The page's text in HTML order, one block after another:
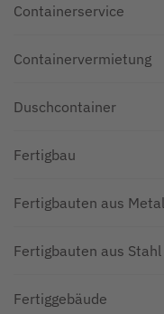
Containerservice
Containervermietung
Duschcontainer
Fertigbau
Fertigbauten aus
Fertigbauten aus Stahl
Fertiggebäude